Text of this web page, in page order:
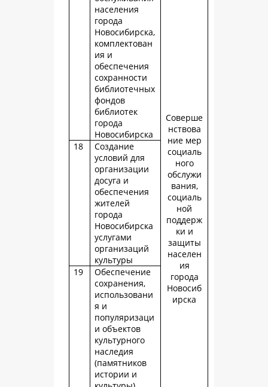
Соверше
нствова
ние мер
социаль
ного
обслужи
вания,
социаль
ной
поддерж
ки и
защиты
населен
ия
города
Новосиб
ирска
населения
города
Новосибирска,
комплектован
ия и
обеспечения
сохранности
библиотечных
фондов
библиотек
города
Новосибирска
18
Создание
условий для
организации
досуга и
обеспечения
жителей
города
Новосибирска
услугами
организаций
культуры
19
Обеспечение
сохранения,
использовани
я и
популяризаци
и объектов
культурного
наследия
(памятников
истории и